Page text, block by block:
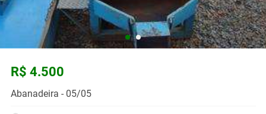
R$ 4.500
Abanadeira - 05/05